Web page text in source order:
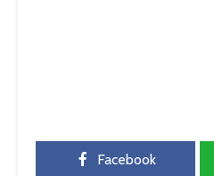
Facebook